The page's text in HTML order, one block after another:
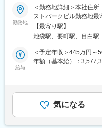
・残業時間：20h以内
・土日祝休み／年間休日
・有給取得率：76.9％（
・育児休業復帰率：96
ビス-」「BPOサービス
チャネルプロモーショ
ス」の5つの基軸サービ
■職務内容：
＜メディカルコミュニケ
製薬メーカーの電話問
剤師、医師など）から
文書や文献、FAQを活用
を回答します。
└対応後、問い合わせ内
し、対応記録を作成
勤務地
＜勤務地詳細＞本社住
ストパークビル勤務地
全面禁煙変更の範囲：会
【最寄り駅】
池袋駅、要町駅、目白駅
給与
＜予定年収＞445万円～
年額（基本給）：
補足＞■昇給：あり（年
賞与が年１回支給あり
を通じて上下する可能
た表記です。
気になる